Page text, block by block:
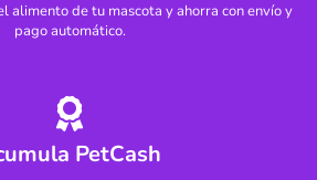
alimento de tu mascota y ahorra con envío y
pago automático.
PetCash